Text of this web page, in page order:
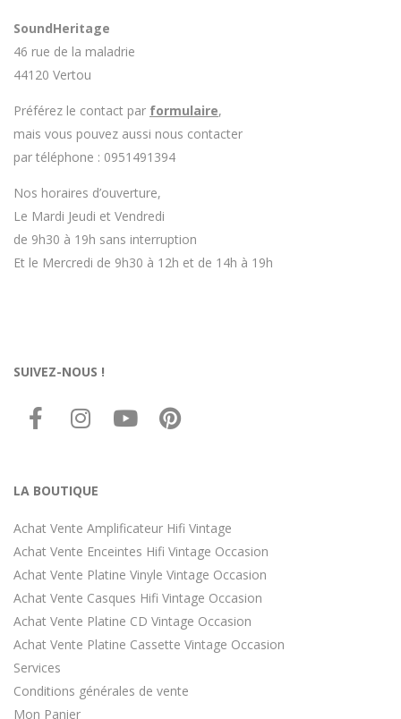
rendez le matériel.
SoundHeritage
46 rue de la maladrie
44120 Vertou
Préférez le contact par formulaire,
mais vous pouvez aussi nous contacter
par téléphone : 0951491394
Nos horaires d’ouverture,
Le Mardi Jeudi et Vendredi
de 9h30 à 19h sans interruption
Et le Mercredi de 9h30 à 12h et de 14h à 19h
SUIVEZ-NOUS !
LA BOUTIQUE
Achat Vente Amplificateur Hifi Vintage
Achat Vente Enceintes Hifi Vintage Occasion
Achat Vente Platine Vinyle Vintage Occasion
Achat Vente Casques Hifi Vintage Occasion
Achat Vente Platine CD Vintage Occasion
Achat Vente Platine Cassette Vintage Occasion
Services
Conditions générales de vente
Mon Panier